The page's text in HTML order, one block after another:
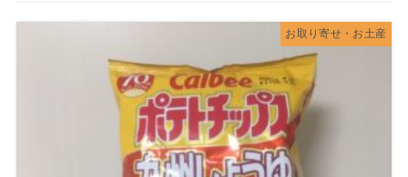
お取り寄せ・お土産